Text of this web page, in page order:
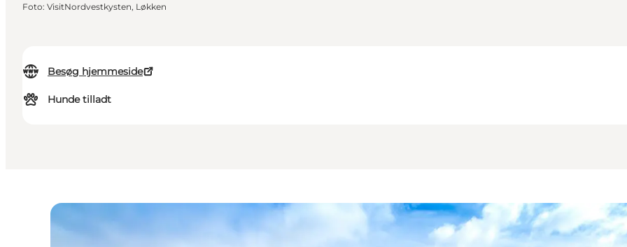
Besøg hjemmeside
Hunde tilladt
Foto: VisitNordvestkysten, Løkken